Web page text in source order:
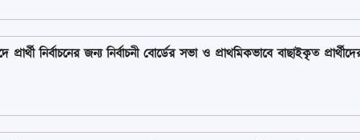
নির্বাচনের জন্য নির্বাচনী বোর্ডের সভা ও প্রাথমিকভাবে বাছাইকৃত প্রার্থীদের